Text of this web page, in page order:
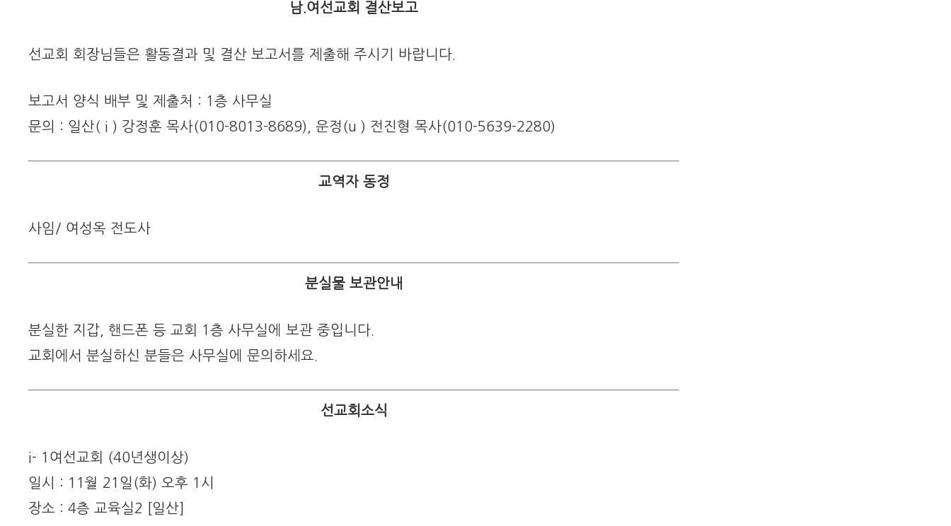
남.여선교회 결산보고
선교회 회장님들은 활동결과 및 결산 보고서를 제출해 주시기 바랍니다.
보고서 양식 배부 및 제출처 : 1층 사무실
문의 : 일산( i ) 강정훈 목사(010-8013-8689), 운정(u ) 전진형 목사(010-5639-2280)
교역자 동정
사임/ 여성옥 전도사
분실물 보관안내
분실한 지갑, 핸드폰 등 교회 1층 사무실에 보관 중입니다.
교회에서 분실하신 분들은 사무실에 문의하세요.
선교회소식
i- 1여선교회 (40년생이상)
일시 : 11월 21일(화) 오후 1시
장소 : 4층 교육실2 [일산]